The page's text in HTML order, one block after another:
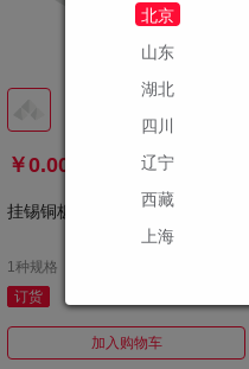
￥0.00
挂锡铜板 250*150（δ=10）
1种规格
订货
加入购物车
北京
山东
湖北
四川
辽宁
西藏
上海